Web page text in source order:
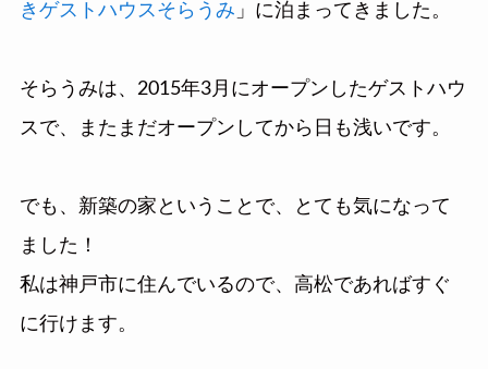
きゲストハウスそらうみ 」に泊まってきました。
そらうみは、2015年3月にオープンしたゲストハウ
スで、またまだオープンしてから日も浅いです。
でも、新築の家ということで、とても気になって
ました！
私は神戸市に住んでいるので、高松であればすぐ
に行けます。